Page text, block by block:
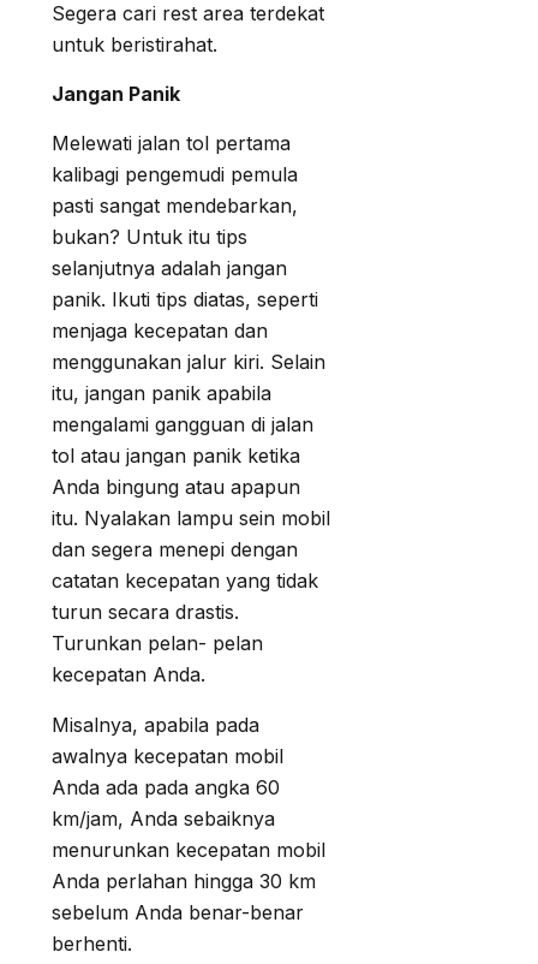
Segera cari rest area terdekat
untuk beristirahat.
Jangan Panik
Melewati jalan tol pertama
kalibagi pengemudi pemula
pasti sangat mendebarkan,
bukan? Untuk itu tips
selanjutnya adalah jangan
panik. Ikuti tips diatas, seperti
menjaga kecepatan dan
menggunakan jalur kiri. Selain
itu, jangan panik apabila
mengalami gangguan di jalan
tol atau jangan panik ketika
Anda bingung atau apapun
itu. Nyalakan lampu sein mobil
dan segera menepi dengan
catatan kecepatan yang tidak
turun secara drastis.
Turunkan pelan- pelan
kecepatan Anda.
Misalnya, apabila pada
awalnya kecepatan mobil
Anda ada pada angka 60
km/jam, Anda sebaiknya
menurunkan kecepatan mobil
Anda perlahan hingga 30 km
sebelum Anda benar-benar
berhenti.